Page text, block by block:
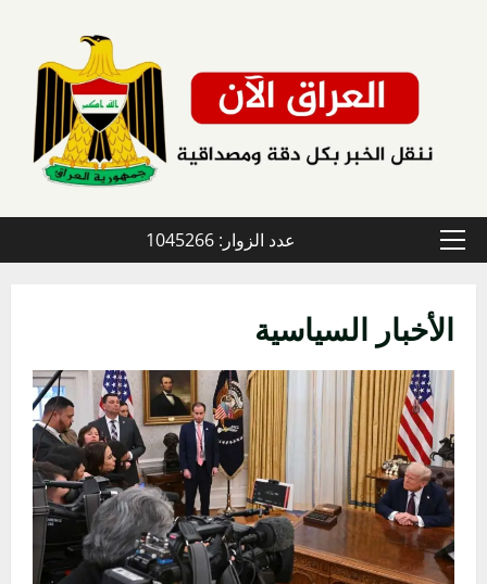
القائمة
عدد الزوار: 1045266
الأخبار السياسية